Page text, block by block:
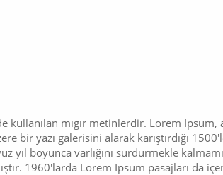
kullanılan mıgır metinlerdir. Lorem Ipsum,
bir yazı galerisini alarak karıştırdığı
yıl boyunca varlığını sürdürmekle
1960'larda Lorem Ipsum pasajları da